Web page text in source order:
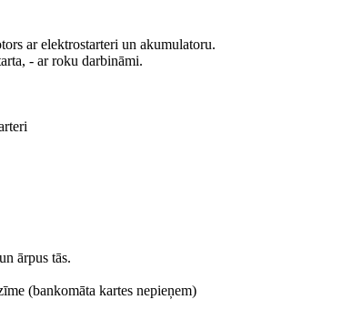
ar elektrostarteri un akumulatoru.
- ar roku darbināmi.
ārpus tās.
(bankomāta kartes nepieņem)